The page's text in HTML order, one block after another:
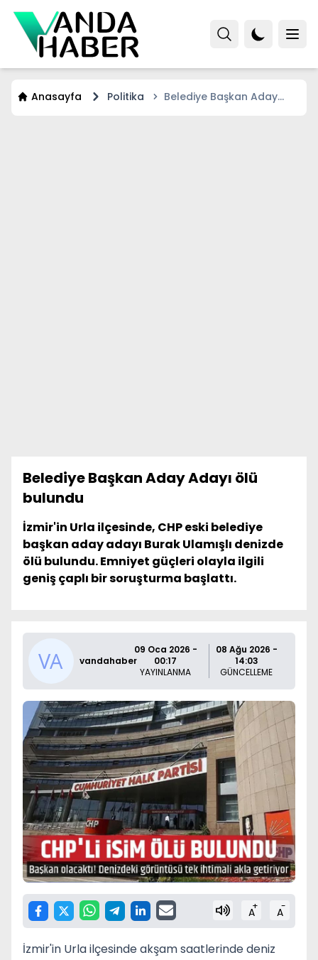
Anasayfa Politika
Belediye Başkan Aday
Belediye Başkan Aday Adayı ölü
bulundu
İzmir'in Urla ilçesinde, CHP eski belediye
başkan aday adayı Burak Ulamışlı denizde
ölü bulundu. Emniyet güçleri olayla ilgili
geniş çaplı bir soruşturma başlattı.
vandahaber
09 Oca 2026 -
00:17
YAYINLANMA
08 Ağu 2026 -
14:03
GÜNCELLEME
A+ A-
İzmir'in Urla ilçesinde akşam saatlerinde deniz